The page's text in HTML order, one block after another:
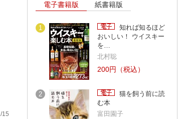
15
電子書籍版 紙書籍版
1
知れば知るほど
おいしい！ ウイスキー
を…
北村聡
200円（税込）
2
猫を飼う前に読
む本
富田園子